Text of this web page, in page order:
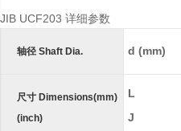
JIB UCF203 详细参数
轴径 Shaft Dia. d (in.)
d (mm)
尺寸 Dimensions(mm)
(inch)
L
J